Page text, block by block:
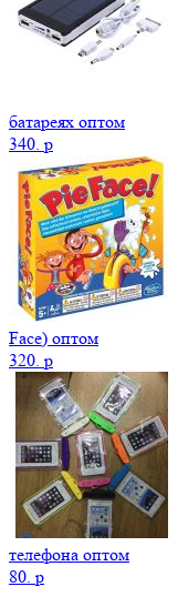
батареях оптом
340. p
Face) оптом
320. p
телефона оптом
80. p